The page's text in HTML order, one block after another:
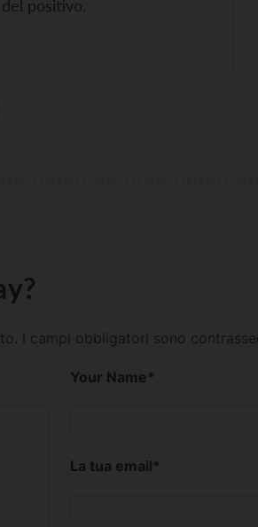
positivo.
I campi obbligatori sono
Your Name*
La tua email*